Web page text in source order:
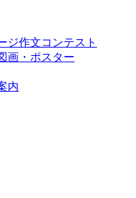
ジ作文コンテスト
画・ポスター
内